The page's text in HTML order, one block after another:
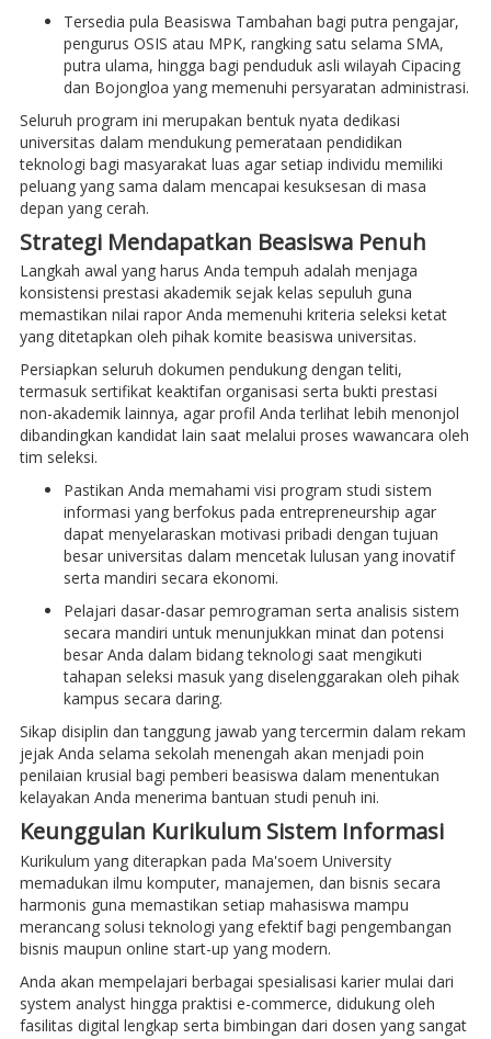
Tersedia pula Beasiswa Tambahan bagi putra pengajar,
pengurus OSIS atau MPK, rangking satu selama SMA,
putra ulama, hingga bagi penduduk asli wilayah Cipacing
dan Bojongloa yang memenuhi persyaratan administrasi.
Seluruh program ini merupakan bentuk nyata dedikasi
universitas dalam mendukung pemerataan pendidikan
teknologi bagi masyarakat luas agar setiap individu memiliki
peluang yang sama dalam mencapai kesuksesan di masa
depan yang cerah.
Strategi Mendapatkan Beasiswa Penuh
Langkah awal yang harus Anda tempuh adalah menjaga
konsistensi prestasi akademik sejak kelas sepuluh guna
memastikan nilai rapor Anda memenuhi kriteria seleksi ketat
yang ditetapkan oleh pihak komite beasiswa universitas.
Persiapkan seluruh dokumen pendukung dengan teliti,
termasuk sertifikat keaktifan organisasi serta bukti prestasi
non-akademik lainnya, agar profil Anda terlihat lebih menonjol
dibandingkan kandidat lain saat melalui proses wawancara oleh
tim seleksi.
Pastikan Anda memahami visi program studi sistem
informasi yang berfokus pada entrepreneurship agar
dapat menyelaraskan motivasi pribadi dengan tujuan
besar universitas dalam mencetak lulusan yang inovatif
serta mandiri secara ekonomi.
Pelajari dasar-dasar pemrograman serta analisis sistem
secara mandiri untuk menunjukkan minat dan potensi
besar Anda dalam bidang teknologi saat mengikuti
tahapan seleksi masuk yang diselenggarakan oleh pihak
kampus secara daring.
Sikap disiplin dan tanggung jawab yang tercermin dalam rekam
jejak Anda selama sekolah menengah akan menjadi poin
penilaian krusial bagi pemberi beasiswa dalam menentukan
kelayakan Anda menerima bantuan studi penuh ini.
Keunggulan Kurikulum Sistem Informasi
Kurikulum yang diterapkan pada Ma'soem University
memadukan ilmu komputer, manajemen, dan bisnis secara
harmonis guna memastikan setiap mahasiswa mampu
merancang solusi teknologi yang efektif bagi pengembangan
bisnis maupun online start-up yang modern.
Anda akan mempelajari berbagai spesialisasi karier mulai dari
system analyst hingga praktisi e-commerce, didukung oleh
fasilitas digital lengkap serta bimbingan dari dosen yang sangat